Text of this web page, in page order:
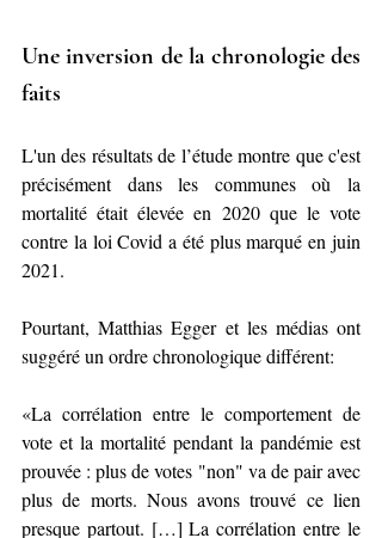
Une inversion de la chronologie des
faits
L'un des résultats de l’étude montre que c'est
précisément dans les communes où la
mortalité était élevée en 2020 que le vote
contre la loi Covid a été plus marqué en juin
2021.
Pourtant, Matthias Egger et les médias ont
suggéré un ordre chronologique différent:
«La corrélation entre le comportement de
vote et la mortalité pendant la pandémie est
prouvée : plus de votes "non" va de pair avec
plus de morts. Nous avons trouvé ce lien
presque partout. […] La corrélation entre le